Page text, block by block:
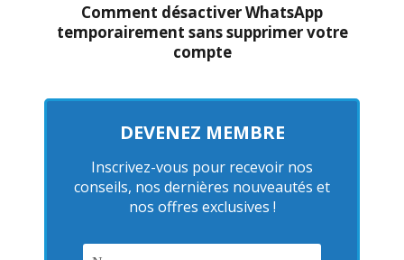
Comment désactiver WhatsApp
temporairement sans supprimer votre
compte
DEVENEZ MEMBRE
Inscrivez-vous pour recevoir nos
conseils, nos dernières nouveautés et
nos offres exclusives !